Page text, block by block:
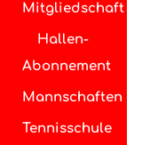
Mitgliedschaft
Hallen-
Abonnement
Mannschaften
Tennisschule